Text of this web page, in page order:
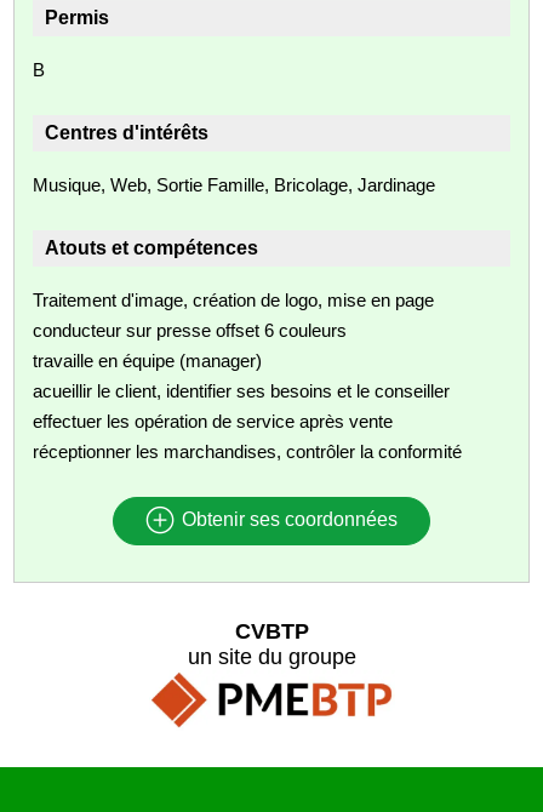
Permis
B
Centres d'intérêts
Musique, Web, Sortie Famille, Bricolage, Jardinage
Atouts et compétences
Traitement d'image, création de logo, mise en page
conducteur sur presse offset 6 couleurs
travaille en équipe (manager)
acueillir le client, identifier ses besoins et le conseiller
effectuer les opération de service après vente
réceptionner les marchandises, contrôler la conformité
Obtenir ses coordonnées
CVBTP
un site du groupe